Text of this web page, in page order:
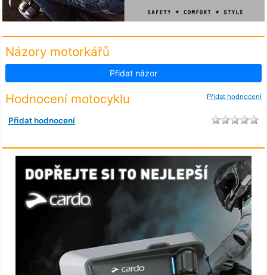
Názory motorkářů
Přidat názor
Přidat hodnocení
Hodnocení motocyklu
Přidat hodnocení